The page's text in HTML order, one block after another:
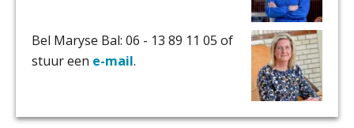
Bel Maryse Bal: 06 - 13 89 11 05 of
stuur een e-mail.